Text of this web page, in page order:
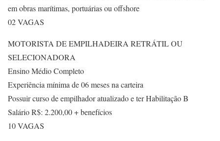
em obras marítimas, portuárias ou offshore
02 VAGAS
MOTORISTA DE EMPILHADEIRA RETRÁTIL OU
SELECIONADORA
Ensino Médio Completo
Experiência mínima de 06 meses na carteira
Possuir curso de empilhador atualizado e ter Habilitação B
Salário R$: 2.200,00 + benefícios
10 VAGAS